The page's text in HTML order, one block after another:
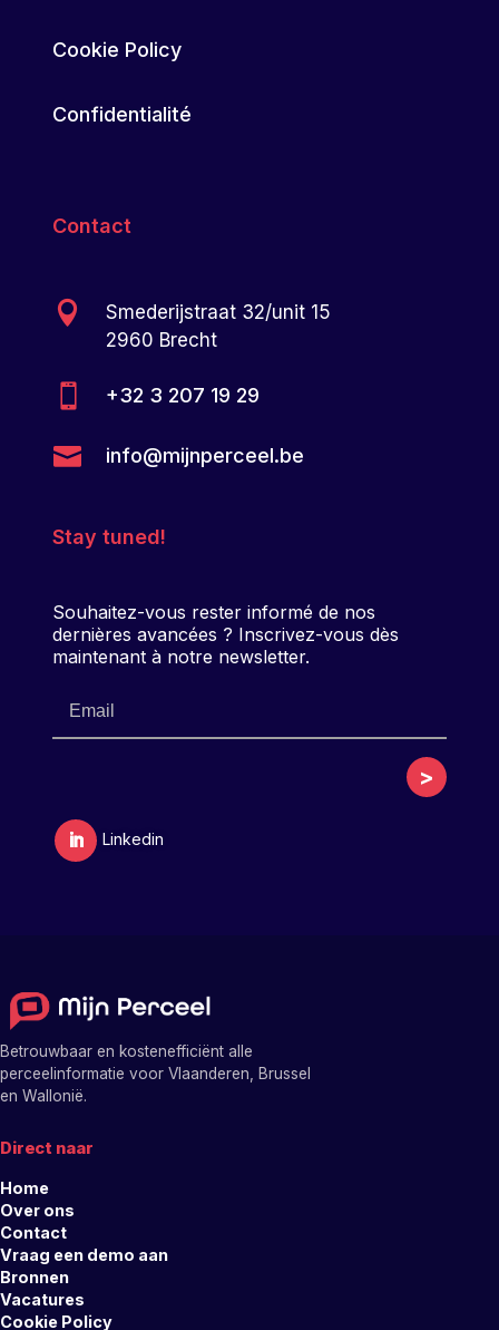
Cookie Policy
Confidentialité
Contact

Smederijstraat 32/unit 15
2960 Brecht
 +32 3 207 19 29
 info@mijnperceel.be
Stay tuned!
Souhaitez-vous rester informé de nos
dernières avancées ? Inscrivez-vous dès
maintenant à notre newsletter.
>
Betrouwbaar en kostenefficiënt alle
perceelinformatie voor Vlaanderen, Brussel
en Wallonië.
Direct naar
Home
Over ons
Contact
Vraag een demo aan
Bronnen
Vacatures
Cookie Policy